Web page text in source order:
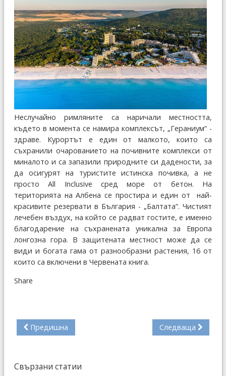
Неслучайно римляните са наричали местността,
където в момента се намира комплексът, „Гераниум“ -
здраве. Курортът е един от малкото, които са
съхранили очарованието на почивните комплекси от
миналото и са запазили природните си дадености, за
да осигурят на туристите истинска почивка, а не
просто All Inclusive сред море от бетон. На
територията на Албена се простира и един от най-
красивите резервати в България - „Балтата“. Чистият
лечебен въздух, на който се радват гостите, е именно
благодарение на съхранената уникална за Европа
лонгозна гора. В защитената местност може да се
види и богата гама от разнообразни растения, 16 от
които са включени в Червената книга.
Share
Предишна Следваща
Свързани статии